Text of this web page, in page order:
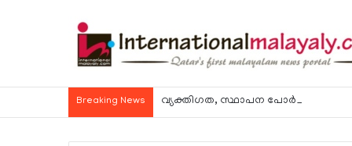
Breaking News വ്യക്തിഗത, സ്ഥാപന പോര്‍ട്ടലുകള്‍ വഴി